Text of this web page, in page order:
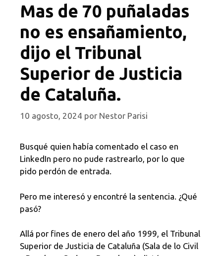
Mas de 70 puñaladas
no es ensañamiento,
dijo el Tribunal
Superior de Justicia
de Cataluña.
10 agosto, 2024 por Nestor Parisi
Busqué quien había comentado el caso en
LinkedIn pero no pude rastrearlo, por lo que
pido perdón de entrada.
Pero me interesó y encontré la sentencia. ¿Qué
pasó?
Allá por fines de enero del año 1999, el Tribunal
Superior de Justicia de Cataluña (Sala de lo Civil